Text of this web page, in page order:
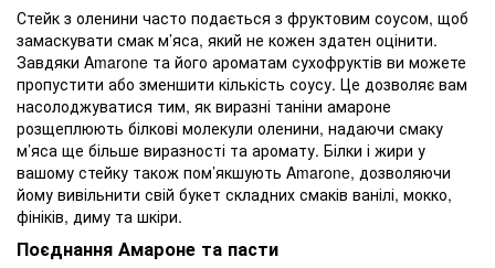
Стейк з оленини часто подається з фруктовим соусом, щоб
замаскувати смак м’яса, який не кожен здатен оцінити.
Завдяки Amarone та його ароматам сухофруктів ви можете
пропустити або зменшити кількість соусу. Це дозволяє вам
насолоджуватися тим, як виразні таніни амароне
розщеплюють білкові молекули оленини, надаючи смаку
м’яса ще більше виразності та аромату. Білки і жири у
вашому стейку також пом’якшують Amarone, дозволяючи
йому вивільнити свій букет складних смаків ванілі, мокко,
фініків, диму та шкіри.
Поєднання Амароне та пасти